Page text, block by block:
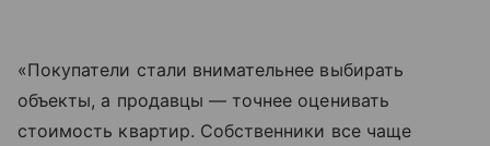
«Покупатели стали внимательнее выбирать
объекты, а продавцы — точнее оценивать
стоимость квартир. Собственники все чаще